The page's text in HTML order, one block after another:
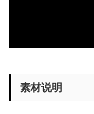
素材说明